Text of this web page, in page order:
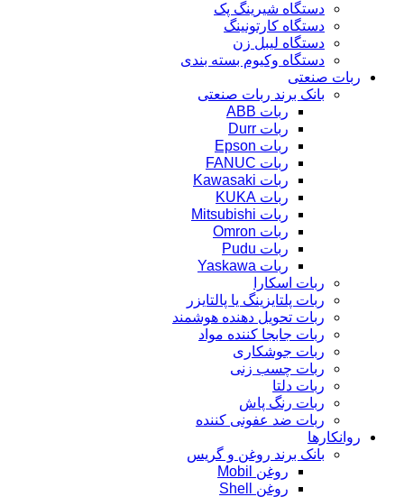
دستگاه شیرینگ پک
دستگاه کارتونینگ
دستگاه لیبل زن
دستگاه وکیوم بسته بندی
ربات صنعتی
بانک برند ربات صنعتی
ربات ABB
ربات Durr
ربات Epson
ربات FANUC
ربات Kawasaki
ربات KUKA
ربات Mitsubishi
ربات Omron
ربات Pudu
ربات Yaskawa
ربات اسکارا
ربات پلتایزینگ یا پالتایزر
ربات تحویل دهنده هوشمند
ربات جابجا کننده مواد
ربات جوشکاری
ربات چسب زنی
ربات دلتا
ربات رنگ پاش
ربات ضد عفونی کننده
روانکارها
بانک برند روغن و گریس
روغن Mobil
روغن Shell